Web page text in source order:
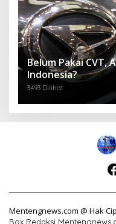
Belum Pakai CVT,
Indonesia?
3493 Dilihat
Mentengnews.com @ Hak
Box Redaksi